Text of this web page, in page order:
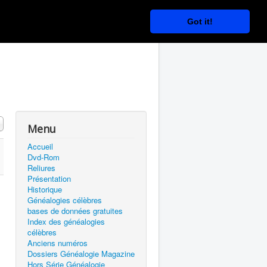
Got it!
Menu
Accueil
Dvd-Rom
Reliures
Présentation
Historique
Généalogies célèbres
bases de données gratuites
Index des généalogies
célèbres
Anciens numéros
Dossiers Généalogie Magazine
Hors Série Généalogie